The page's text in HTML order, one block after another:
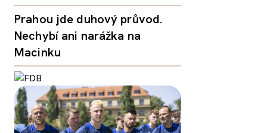
Prahou jde duhový průvod.
Nechybí ani narážka na
Macinku